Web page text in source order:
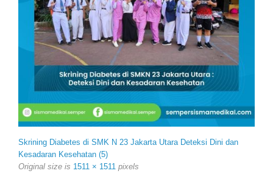
Skrining Diabetes di SMK N 23 Jakarta Utara Deteksi Dini dan
Kesadaran Kesehatan (5)
Original size is 1511 × 1511 pixels